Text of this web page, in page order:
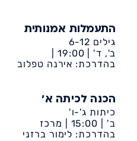
התעמלות אמנותית
גילים 6-12
ב', ד' | 19:00 |
דיונה-ביה״ס אמירים
בהדרכת: אירנה טפלוב
הכנה לכיתה א'
כיתות ג'-ו'
ב' | 15:00 |
מרכז
קהילתי דיונה
בהדרכת: לימור ברזני